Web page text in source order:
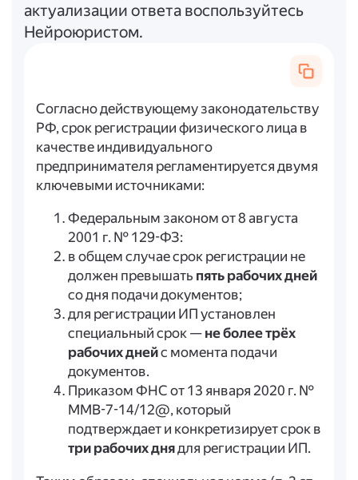
актуализации ответа воспользуйтесь
Нейроюристом.
Согласно действующему законодательству
РФ, срок регистрации физического лица в
качестве индивидуального
предпринимателя регламентируется двумя
ключевыми источниками:
Федеральным законом от 8 августа
2001 г. № 129-ФЗ:
в общем случае срок регистрации не
должен превышать пять рабочих дней
со дня подачи документов;
для регистрации ИП установлен
специальный срок — не более трёх
рабочих днейс момента подачи
документов.
Приказом ФНС от 13 января 2020 г. №
ММВ-7-14/12@, который
подтверждает и конкретизирует срок в
три рабочих днядля регистрации ИП.